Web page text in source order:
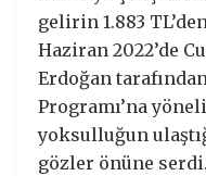
gelirin 1.883
Haziran 2022’de
Erdoğan
Programı’na
yoksulluğun
gözler önüne